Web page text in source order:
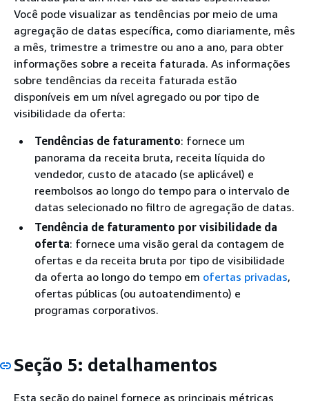
Você pode visualizar as tendências por meio de uma
agregação de datas específica, como diariamente, mês
a mês, trimestre a trimestre ou ano a ano, para obter
informações sobre a receita faturada. As informações
sobre tendências da receita faturada estão
disponíveis em um nível agregado ou por tipo de
visibilidade da oferta:
Tendências de faturamento: fornece um
panorama da receita bruta, receita líquida do
vendedor, custo de atacado (se aplicável) e
reembolsos ao longo do tempo para o intervalo de
datas selecionado no filtro de agregação de datas.
Tendência de faturamento por visibilidade da
oferta: fornece uma visão geral da contagem de
ofertas e da receita bruta por tipo de visibilidade
da oferta ao longo do tempo em ofertas privadas,
ofertas públicas (ou autoatendimento) e
programas corporativos.
Seção 5: detalhamentos
Esta seção do painel fornece as principais métricas